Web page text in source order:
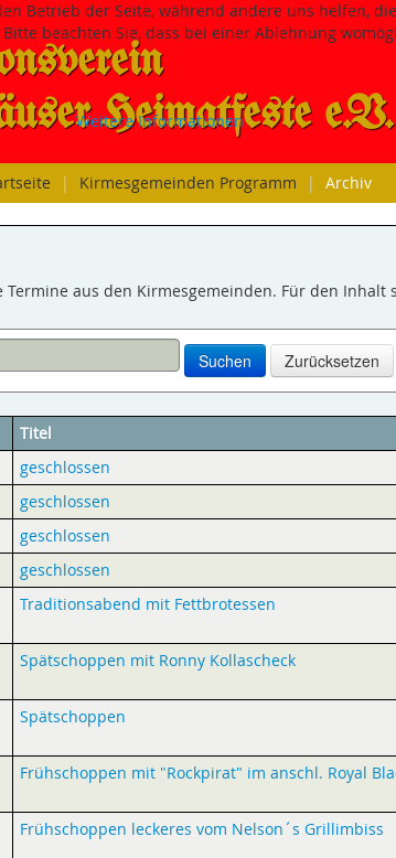
Heimatfeste e.V.
| Kirmesgemeinden Programm | Archiv
Termine aus den Kirmesgemeinden. Für den
Suchen Zurücksetzen
Titel
geschlossen
geschlossen
geschlossen
geschlossen
Traditionsabend mit Fettbrotessen
Spätschoppen mit Ronny Kollascheck
Spätschoppen
Frühschoppen mit "Rockpirat" im anschl. Royal
Frühschoppen leckeres vom Nelson´s Grillimbiss
Betrieb der Seite, während andere uns helfen,
beachten Sie, dass bei einer Ablehnung
Weitere Informationen